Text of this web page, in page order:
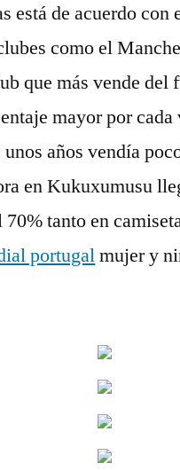
está de acuerdo con
como el
que más vende
mayor por
años vendía
en Kukuxumusu
70% tanto en
portugalmujer y